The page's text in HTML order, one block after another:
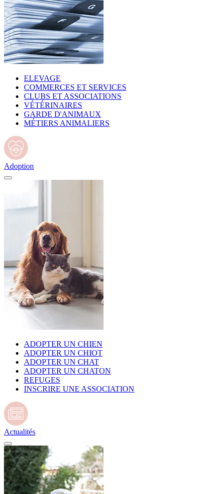
ELEVAGE
COMMERCES ET SERVICES
CLUBS ET ASSOCIATIONS
VÉTÉRINAIRES
GARDE D'ANIMAUX
MÉTIERS ANIMALIERS
Adoption
ADOPTER UN CHIEN
ADOPTER UN CHIOT
ADOPTER UN CHAT
ADOPTER UN CHATON
REFUGES
INSCRIRE UNE ASSOCIATION
Actualités